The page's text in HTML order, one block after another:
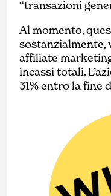
“transazioni
Al momento,
affiliate
incassi totali.
31% entro la fine